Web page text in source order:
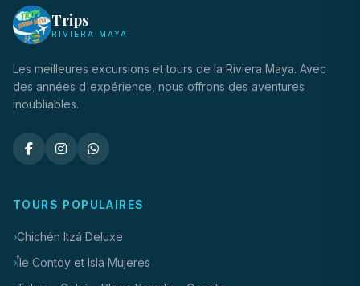
Trips
RIVIERA MAYA
Les meilleures excursions et tours de la Riviera Maya. Avec
des années d'expérience, nous offrons des aventures
inoubliables.
TOURS POPULAIRES
Chichén Itzá Deluxe
Île Contoy et Isla Mujeres